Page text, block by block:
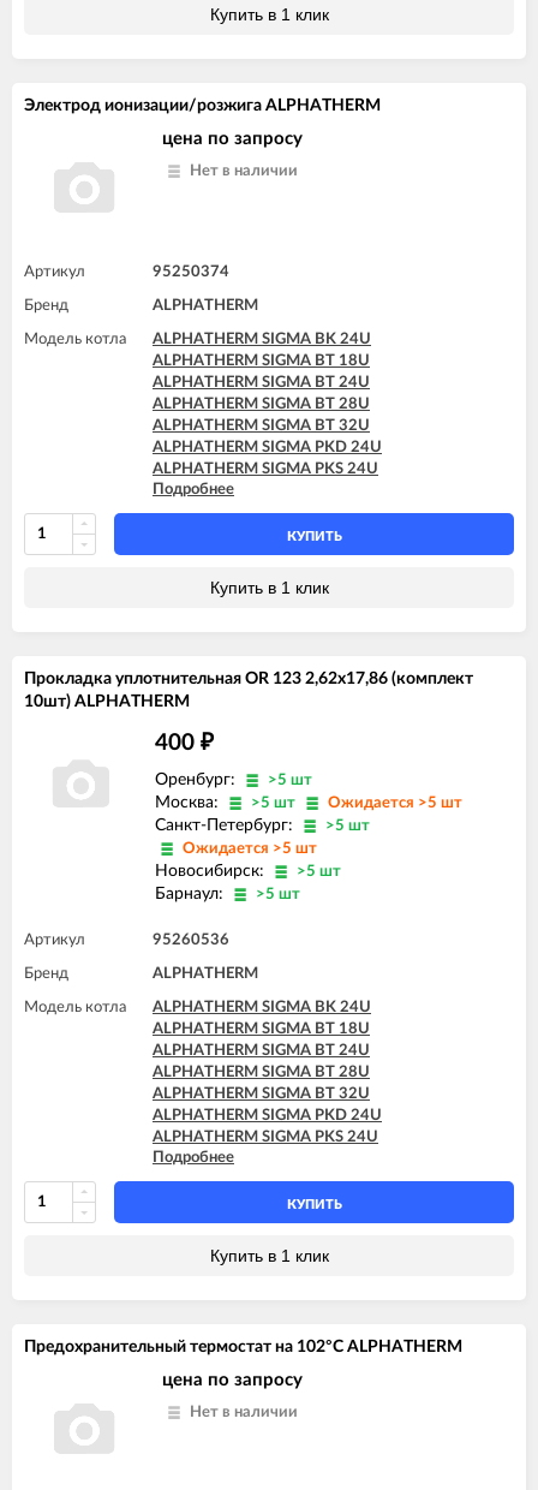
Купить в 1 клик
Электрод ионизации/розжига ALPHATHERM
цена по запросу
Нет в наличии
Артикул 95250374
Бренд ALPHATHERM
Модель котла
ALPHATHERM SIGMA BK 24U
ALPHATHERM SIGMA BT 18U
ALPHATHERM SIGMA BT 24U
ALPHATHERM SIGMA BT 28U
ALPHATHERM SIGMA BT 32U
ALPHATHERM SIGMA PKD 24U
ALPHATHERM SIGMA PKS 24U
ALPHATHERM SIGMA PTD 24U
ALPHATHERM SIGMA PTD 28U
ALPHATHERM SIGMA PTS 18U
ALPHATHERM SIGMA PTS 24U
Подробнее
КУПИТЬ
Купить в 1 клик
Прокладка уплотнительная OR 123 2,62x17,86 (комплект
10шт) ALPHATHERM
400₽
Оренбург: >5 шт
Москва: >5 шт Ожидается >5 шт
Санкт-Петербург:
>5 шт
Ожидается >5 шт
Новосибирск: >5 шт
Барнаул: >5 шт
Артикул 95260536
Бренд ALPHATHERM
Модель котла
ALPHATHERM SIGMA BK 24U
ALPHATHERM SIGMA BT 18U
ALPHATHERM SIGMA BT 24U
ALPHATHERM SIGMA BT 28U
ALPHATHERM SIGMA BT 32U
ALPHATHERM SIGMA PKD 24U
ALPHATHERM SIGMA PKS 24U
ALPHATHERM SIGMA PTD 24U
ALPHATHERM SIGMA PTD 28U
ALPHATHERM SIGMA PTS 18U
ALPHATHERM SIGMA PTS 24U
Подробнее
КУПИТЬ
Купить в 1 клик
Предохранительный термостат на 102°C ALPHATHERM
цена по запросу
Нет в наличии